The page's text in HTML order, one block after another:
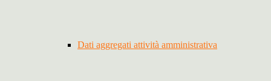
Dati aggregati attività amministrativa